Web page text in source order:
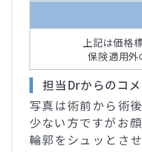
上記は価格
保険適用外
担当Drからのコ
写真は術前から術
少ない方ですがお
輪郭をシュッとさ